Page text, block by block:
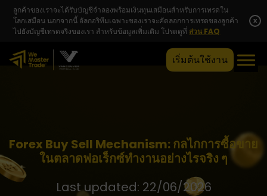
ลูกค้าของเราจะได้รับบัญชีจำลองพร้อมเงินทุนเสมือนสำหรับการเทรดใน
โลกเสมือน นอกจากนี้ อัลกอริทึมเฉพาะของเราจะคัดลอกการเทรดของลูกค้า
ไปยังบัญชีเทรดจริงของเรา สำหรับข้อมูลเพิ่มเติม โปรดดูที่ ส่วน FAQ
x
เริ่มต้นใช้งาน
Forex Buy Sell Mechanism: กลไกการซื้อขาย
ในตลาดฟอเร็กซ์ทำงานอย่างไรจริง ๆ
Last updated: 22/06/2026